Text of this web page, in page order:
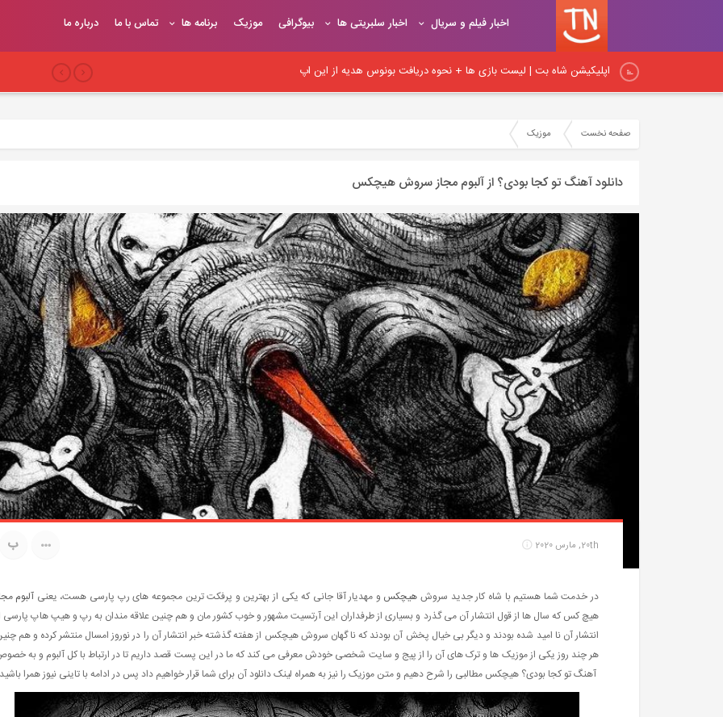
اخبار فیلم و سریال اخبار سلبریتی ها بیوگرافی موزیک برنامه ها تماس با ما درباره ما
اپلیکیشن شاه بت | لیست بازی ها + نحوه دریافت بونوس هدیه از این اپ
نکات اساسی لینک‌سازی در داخلی: راهنمای جامع برای بهبود سئو وب‌سایت
نکات مهم لینک‌سازی داخلی و آموزش اصول و روش‌های صحیح
اصول و قواعد اساسی لینک‌سازی: راهنمای کامل برای ایجاد پیوندهای موثر
صفحه نخست موزیک
دانلود آهنگ تو کجا بودی؟ از آلبوم مجاز سروش هیچکس
20th, مارس 2020 ب
در خدمت شما هستیم با شاه کار جدید سروش هیچکس و مهدیار آقا جانی که یکی از بهترین و پرفکت ترین مجموعه های رپ پارسی هست، یعنی آلبوم
هیچ کس که سال ها از قول انتشار آن می گذرد و بسیاری از طرفداران این آرتسیت مشهور و خوب کشور مان و هم چنین علاقه مندان به رپ و هیپ هاپ پارسی
انتشار آن نا امید شده بودند و دیگر بی خیال پخش آن بودند که نا گهان سروش هیچکس از هفته گذشته خبر انتشار آن را در نوروز امسال منتشر کرده و هم
هر چند روز یکی از موزیک ها و ترک های آن را از پیج و سایت شخصی خودش معرفی می کند که ما در این پست قصد داریم تا در ارتباط با کل آلبوم و به
آهنگ تو کجا بودی؟ هیچکس مطالبی را شرح دهیم و متن موزیک را نیز به همراه لینک دانلود آن برای شما قرار خواهیم داد پس در ادامه با تاینی نیوز همرا